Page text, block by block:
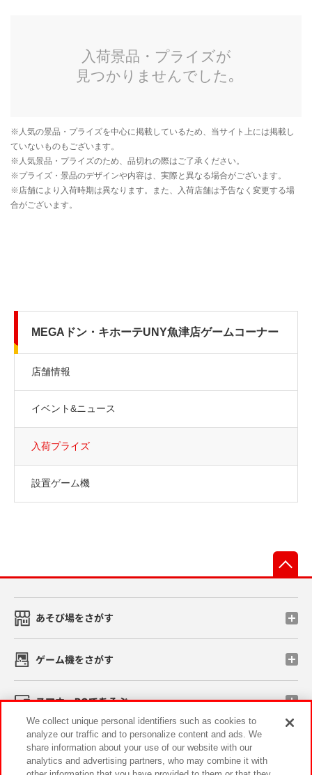
MEGAドン・キホーテUNY魚津店ゲームコーナー
店舗情報
イベント&ニュース
入荷プライズ
設置ゲーム機
あそび場をさがす
ゲーム機をさがす
スマホ・PCであそぶ
イベント・キャンペーン
We collect unique personal identifiers such as cookies to
analyze our traffic and to personalize content and ads. We
share information about your use of our website with our
analytics and advertising partners, who may combine it with